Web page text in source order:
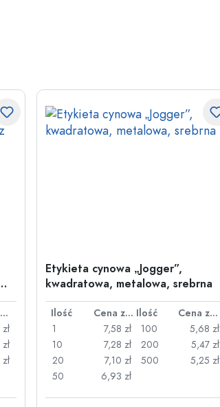
Cena za sztukę
Etykieta cynowa „Jogger”,
kwadratowa, metalowa, srebrna
Ilość Cena za sztukę Ilość
Cena za sztukę
1
7,58 zł
10
7,28 zł
20
7,10 zł
50
6,93 zł
100
5,68 zł
200
5,47 zł
500
5,25 zł